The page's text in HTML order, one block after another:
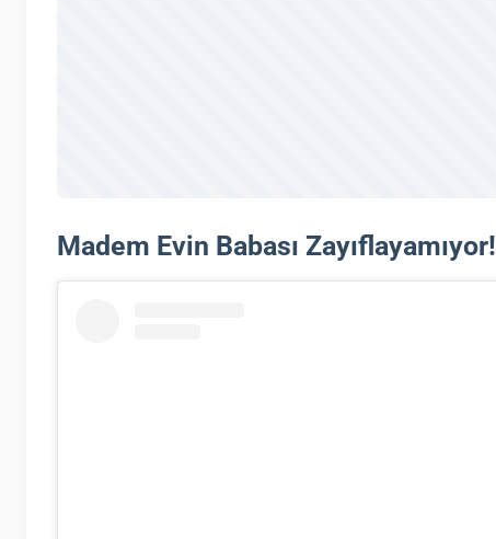
Madem Evin Babası Zayıflayamıyor!